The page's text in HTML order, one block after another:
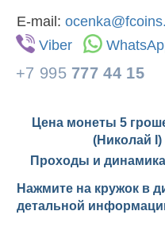
E-mail:
Viber
+7 995 777 44 15
Цена монеты 5
(Николай I)
Проходы и
Нажмите на кружок в
детальной